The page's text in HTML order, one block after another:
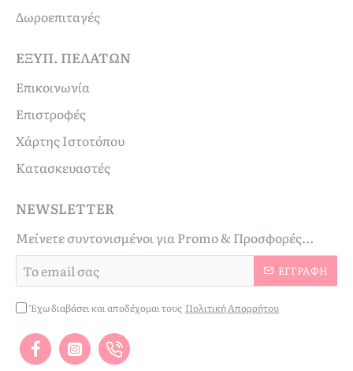
Δωροεπιταγές
ΕΞΥΠ. ΠΕΛΑΤΏΝ
Επικοινωνία
Επιστροφές
Χάρτης Ιστοτόπου
Κατασκευαστές
NEWSLETTER
Μείνετε συντονισμένοι για Promo & Προσφορές...
email
σας
ΕΓΓΡΑΦΉ
Έχω διαβάσει και αποδέχομαι τους Πολιτική Απορρήτου